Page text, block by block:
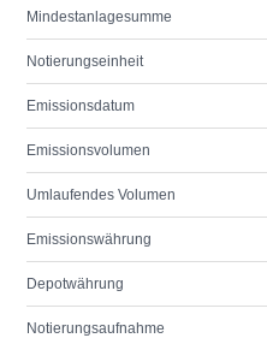
Mindestanlagesumme
Notierungseinheit
Emissionsdatum
Emissionsvolumen
Umlaufendes Volumen
Emissionswährung
Depotwährung
Notierungsaufnahme